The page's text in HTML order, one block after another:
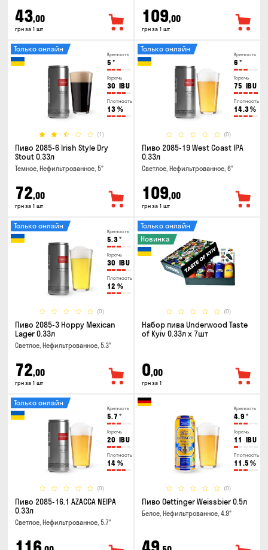
43,00
грн за 1 шт
109,00
грн за 1 шт
Крепость
5 °
Горечь
30 IBU
Плотность
13 %
(1)
Только онлайн
Пиво 2085-6 Irish Style Dry
Stout 0.33л
Темное, Нефильтрованное, 5°
72,00
грн за 1 шт
Крепость
6 °
Горечь
75 IBU
Плотность
14.3%
(0)
Только онлайн
Пиво 2085-19 West Coast IPA
0.33л
Светлое, Нефильтрованное, 6°
109,00
грн за 1 шт
Крепость
5.3°
Горечь
30 IBU
Плотность
12 %
(0)
Только онлайн
Пиво 2085-3 Hoppy Mexican
Lager 0.33л
Светлое, Нефильтрованное, 5.3°
72,00
грн за 1 шт
(0)
Только онлайн
Новинка
Набор пива Underwood Taste
of Kyiv 0.33л x 7шт
0,00
грн за 1
Крепость
5.7 °
Горечь
20 IBU
Плотность
14 %
(0)
Только онлайн
Пиво 2085-16.1 AZACCA NEIPA
0.33л
Светлое, Нефильтрованное, 5.7°
Крепость
4.9 °
Горечь
11 IBU
Плотность
11.5 %
(0)
Пиво Oettinger Weissbier 0.5л
Белое, Нефильтрованное, 4.9°